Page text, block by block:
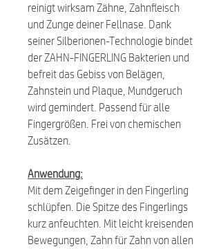
reinigt wirksam Zähne, Zahnfleisch
und Zunge deiner Fellnase. Dank
seiner Silberionen-Technologie bindet
der ZAHN-FINGERLING Bakterien und
befreit das Gebiss von Belägen,
Zahnstein und Plaque, Mundgeruch
wird gemindert. Passend für alle
Fingergrößen. Frei von chemischen
Zusätzen.
Anwendung:
Mit dem Zeigefinger in den Fingerling
schlüpfen. Die Spitze des Fingerlings
kurz anfeuchten. Mit leicht kreisenden
Bewegungen, Zahn für Zahn von allen